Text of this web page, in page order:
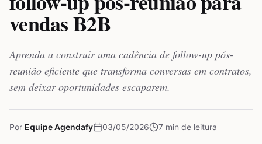
vendas B2B
Aprenda a construir uma cadência de follow-up pós-
reunião eficiente que transforma conversas em contratos,
sem deixar oportunidades escaparem.
Por Equipe Agendafy 03/05/2026 7 min de leitura